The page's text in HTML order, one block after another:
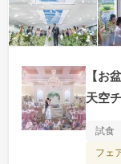
【お
天空
試食
フェ